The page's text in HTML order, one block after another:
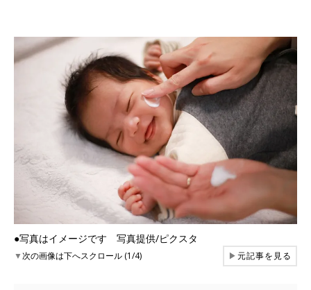
●写真はイメージです 写真提供/ピクスタ
▼次の画像は下へスクロール (1/4) ▶元記事を見る